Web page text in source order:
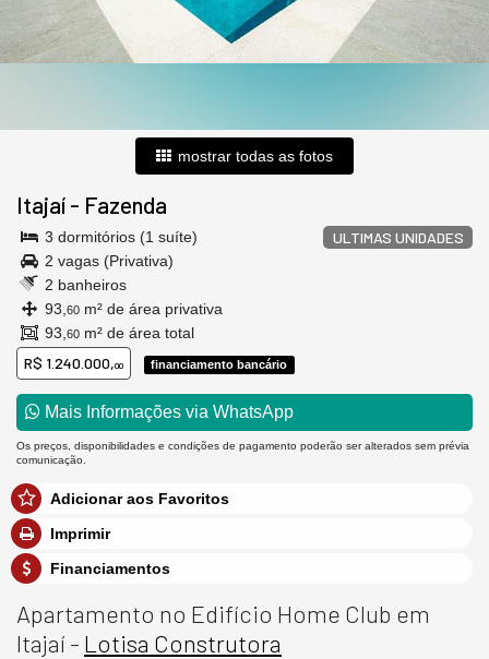
mostrar todas as fotos
Itajaí - Fazenda
ULTIMAS UNIDADES
3 dormitórios (1 suíte)
2 vagas (Privativa)
2 banheiros
93, 60 m² de área privativa
93, 60 m² de área total
R$ 1.240.000,00 financiamento bancário
Mais Informações via WhatsApp
Os preços, disponibilidades e condições de pagamento poderão ser alterados sem prévia
comunicação.
Adicionar aos Favoritos
Imprimir
Financiamentos
Apartamento no Edifício Home Club em
Itajaí - Lotisa Construtora